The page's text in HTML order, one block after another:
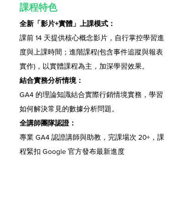
課程特色
全新「影片+實體」上課模式：
課前 14 天提供核心概念影片，自行掌控學習進
度與上課時間；進階課程(包含事件追蹤與報表
實作)，以實體課程為主，加深學習效果。
結合實務分析情境：
GA4 的理論知識結合實際行銷情境實務，學習
如何解決常見的數據分析問題。
全講師團隊認證：
專業 GA4 認證講師與助教，完課場次 20+，課
程緊扣 Google 官方發布最新進度